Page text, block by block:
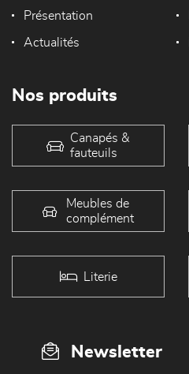
Présentation
Actualités
Nos produits
Canapés &
fauteuils
Meubles de
complément
Literie
Newsletter